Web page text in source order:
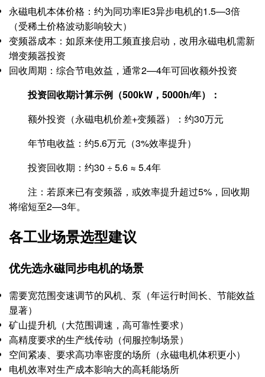
永磁电机本体价格：约为同功率IE3异步电机的1.5—3倍
（受稀土价格波动影响较大）
变频器成本：如原来使用工频直接启动，改用永磁电机需新
增变频器投资
回收周期：综合节电效益，通常2—4年可回收额外投资
投资回收期计算示例（500kW，5000h/年）：
额外投资（永磁电机价差+变频器）：约30万元
年节电收益：约5.6万元（3%效率提升）
投资回收期：约30 ÷ 5.6 ≈ 5.4年
注：若原来已有变频器，或效率提升超过5%，回收期
将缩短至2—3年。
各工业场景选型建议
优先选永磁同步电机的场景
需要宽范围变速调节的风机、泵（年运行时间长、节能效益
显著）
矿山提升机（大范围调速，高可靠性要求）
高精度要求的生产线传动（伺服控制场景）
空间紧凑、要求高功率密度的场所（永磁电机体积更小）
电机效率对生产成本影响大的高耗能场所